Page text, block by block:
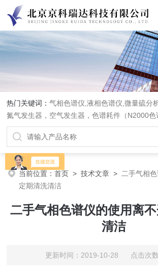
热门关键词：气相色谱仪,液相色谱仪,微量硫分
氮气发生器，空气发生器，色谱耗件（N2000色
阀件、进样器、色谱担体），顶空进样器，热
计，原子吸收分光光度计，傅立叶红外光谱仪，
室产品。
当前位置：首页 >技术文章 > 二手气相
定期清洗清洁
二手气相色谱仪的使用离
清洁
更新时间：2019-10-28 点击次